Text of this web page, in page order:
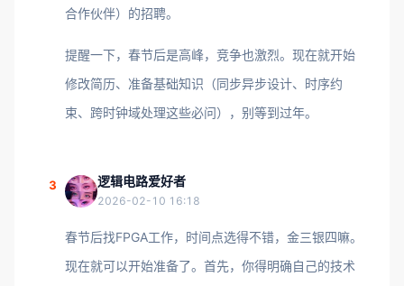
合作伙伴）的招聘。
提醒一下，春节后是高峰，竞争也激烈。现在就开始
修改简历、准备基础知识（同步异步设计、时序约
束、跨时钟域处理这些必问），别等到过年。
3 逻辑电路爱好者
2026-02-10 16:18
春节后找FPGA工作，时间点选得不错，金三银四嘛。
现在就可以开始准备了。首先，你得明确自己的技术